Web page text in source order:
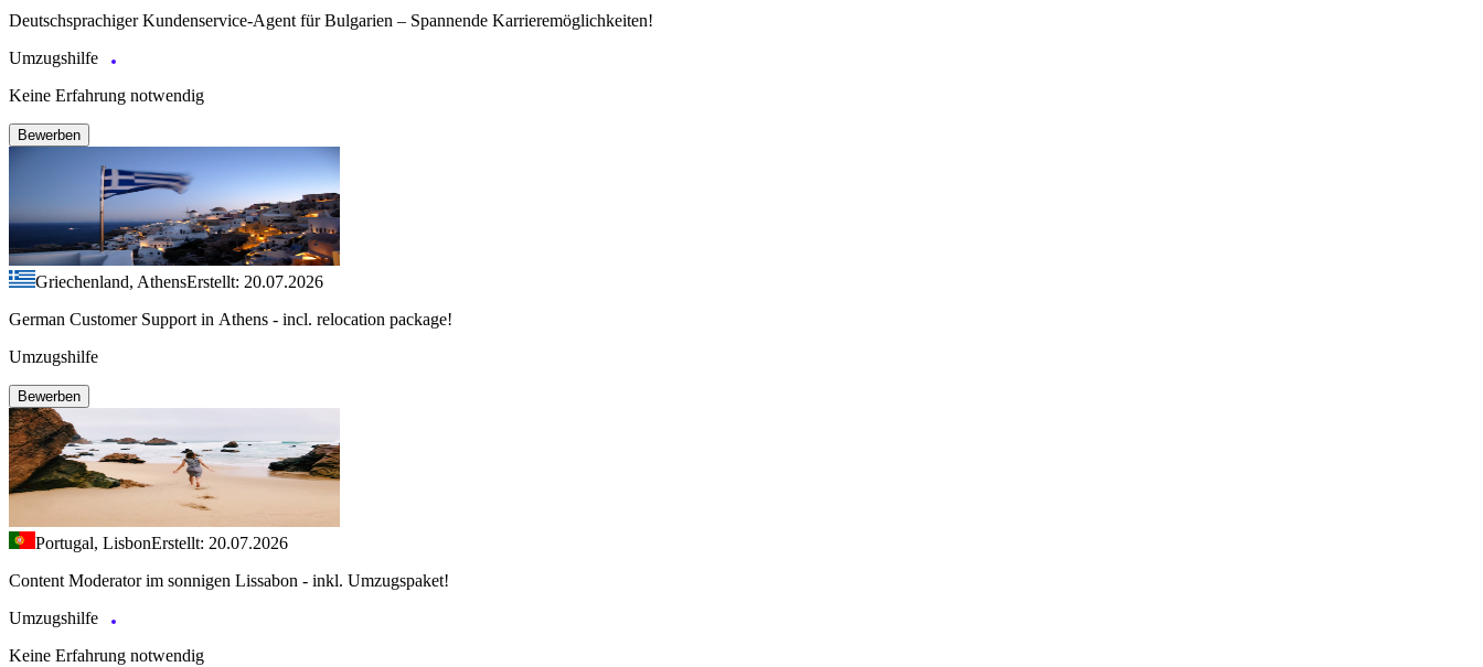
Deutschsprachiger Kundenservice-Agent für Bulgarien – Spannende Karrieremöglichkeiten!
Umzugshilfe
Keine Erfahrung notwendig
Bewerben
Griechenland, AthensErstellt: 20.07.2026
German Customer Support in Athens - incl. relocation package!
Umzugshilfe
Bewerben
Portugal, LisbonErstellt: 20.07.2026
Content Moderator im sonnigen Lissabon - inkl. Umzugspaket!
Umzugshilfe
Keine Erfahrung notwendig